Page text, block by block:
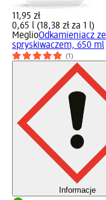
11,95 zł
0,65 l (18,38 zł za 1 l)
MeglioOdkamieniacz ze
spryskiwaczem, 650 ml
(1)
Informacje